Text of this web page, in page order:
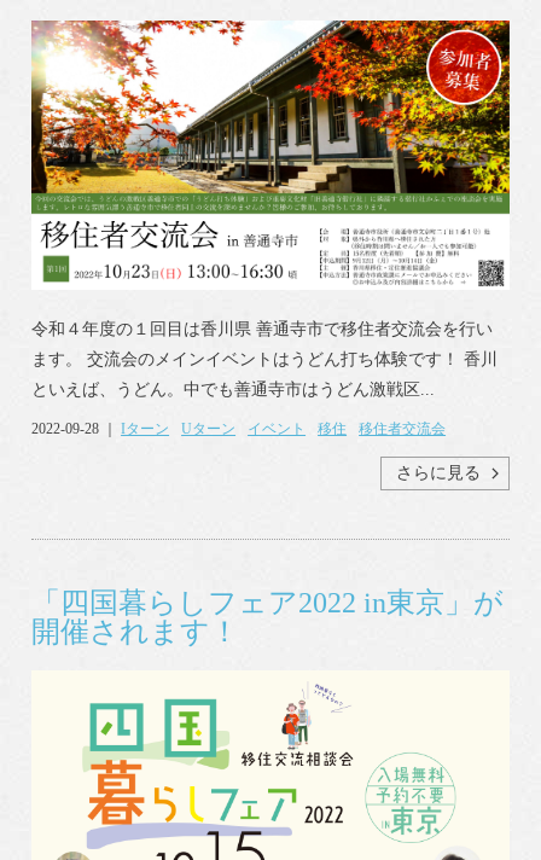
令和４年度の１回目は香川県 善通寺市で移住者交流会を行い
ます。 交流会のメインイベントはうどん打ち体験です！ 香川
といえば、うどん。中でも善通寺市はうどん激戦区...
2022-09-28 ｜Iターン Uターン イベント 移住 移住者交流会
さらに見る
「四国暮らしフェア2022 in東京」が
開催されます！